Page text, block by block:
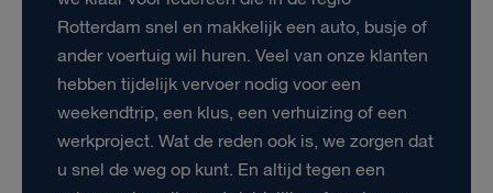
Rotterdam snel en makkelijk een auto, busje of
ander voertuig wil huren. Veel van onze klanten
hebben tijdelijk vervoer nodig voor een
weekendtrip, een klus, een verhuizing of een
werkproject. Wat de reden ook is, we zorgen dat
u snel de weg op kunt. En altijd tegen een